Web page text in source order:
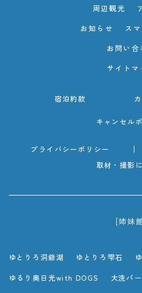
周辺観光
お知らせ
ス
お問い合
サイトマ
宿泊約款
キャンセル
プライバシーポリシー
取材・撮影
[姉妹
ゆとりろ洞爺湖 ゆとりろ雫石
ゆるり奥日光with DOGS 大洗パ